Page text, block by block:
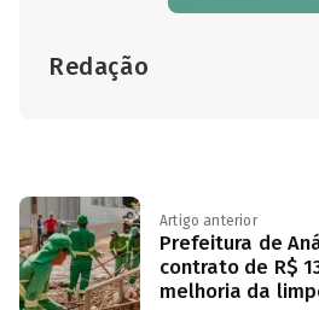
Redação
Artigo anterior
Prefeitura de
contrato de R$
melhoria da